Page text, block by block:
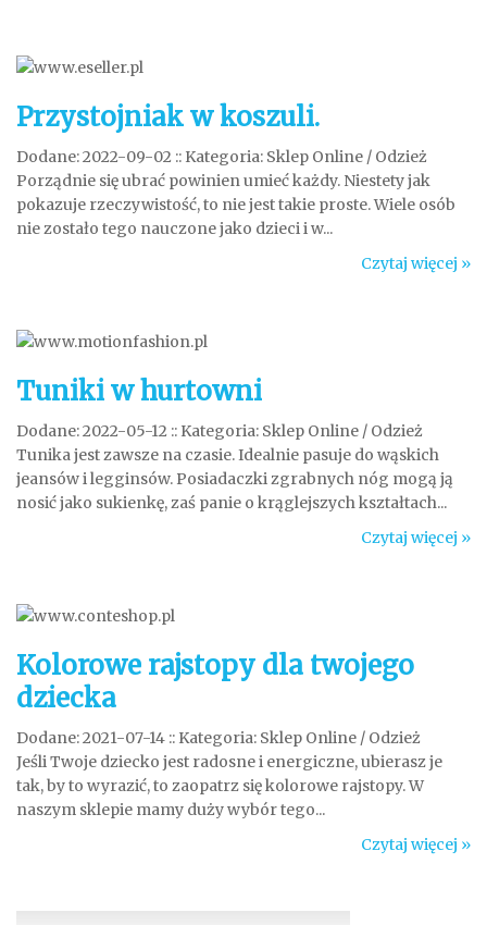
Przystojniak w koszuli.
Dodane: 2022-09-02 :: Kategoria: Sklep Online / Odzież
Porządnie się ubrać powinien umieć każdy. Niestety jak
pokazuje rzeczywistość, to nie jest takie proste. Wiele osób
nie zostało tego nauczone jako dzieci i w...
Czytaj więcej »
Tuniki w hurtowni
Dodane: 2022-05-12 :: Kategoria: Sklep Online / Odzież
Tunika jest zawsze na czasie. Idealnie pasuje do wąskich
jeansów i legginsów. Posiadaczki zgrabnych nóg mogą ją
nosić jako sukienkę, zaś panie o krąglejszych kształtach...
Czytaj więcej »
Kolorowe rajstopy dla twojego
dziecka
Dodane: 2021-07-14 :: Kategoria: Sklep Online / Odzież
Jeśli Twoje dziecko jest radosne i energiczne, ubierasz je
tak, by to wyrazić, to zaopatrz się kolorowe rajstopy. W
naszym sklepie mamy duży wybór tego...
Czytaj więcej »